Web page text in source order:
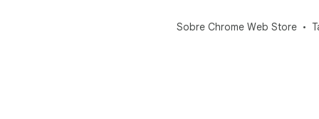
Sobre Chrome Web Store